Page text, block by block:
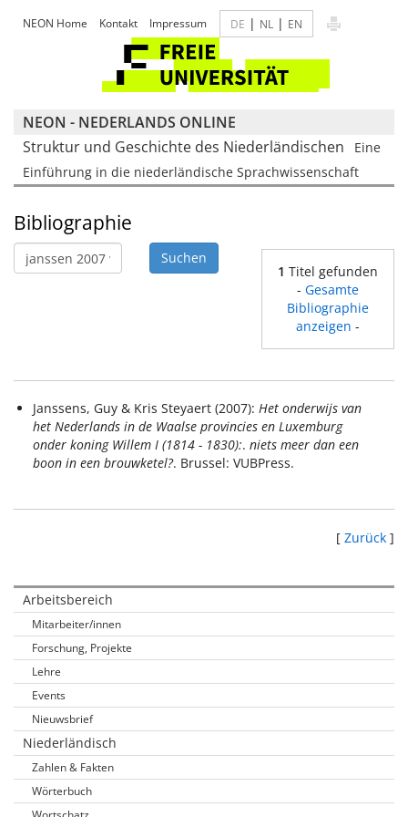
NEON Home Kontakt Impressum DE | NL | EN
NEON - NEDERLANDS ONLINE
Struktur und Geschichte des Niederländischen
Eine
Einführung in die niederländische Sprachwissenschaft
Bibliographie
1 Titel gefunden
- Gesamte
Bibliographie
anzeigen -
Janssens, Guy & Kris Steyaert (2007): Het onderwijs van
het Nederlands in de Waalse provincies en Luxemburg
onder koning Willem I (1814 - 1830):. niets meer dan een
boon in een brouwketel?. Brussel: VUBPress.
[ Zurück ]
Arbeitsbereich
Mitarbeiter/innen
Forschung, Projekte
Lehre
Events
Nieuwsbrief
Niederländisch
Zahlen & Fakten
Wörterbuch